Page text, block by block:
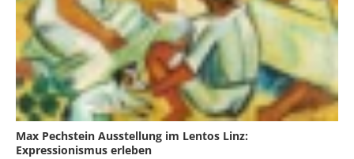
Max Pechstein Ausstellung im Lentos Linz:
Expressionismus erleben